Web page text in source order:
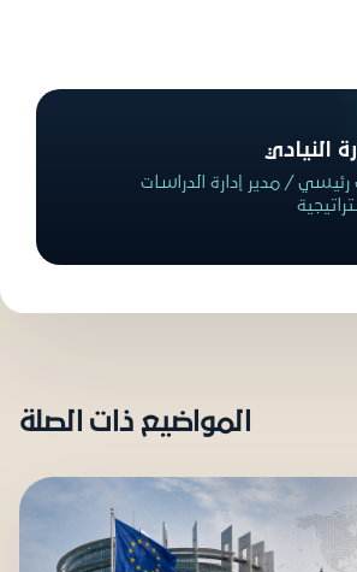
النيادي
رئيسي / مدير إدارة الدراسات
المواضيع ذات الصلة